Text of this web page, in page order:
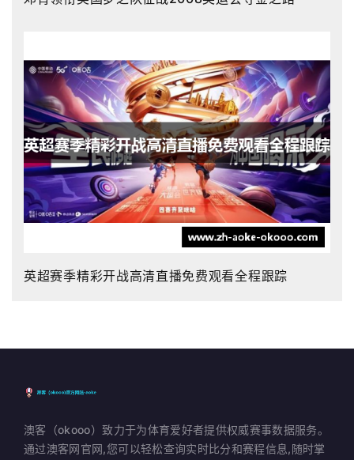
英超赛季精彩开战高清直播免费观看全程跟踪
澳客（okooo）致力于为体育爱好者提供权威赛事数据服务。
通过澳客网官网,您可以轻松查询实时比分和赛程信息,随时掌